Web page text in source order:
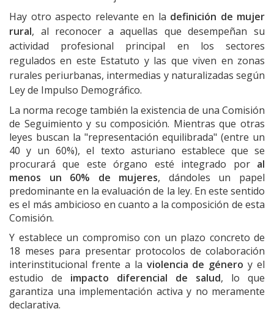
Hay otro aspecto relevante en la definición de mujer
rural, al reconocer a aquellas que desempeñan su
actividad profesional principal en los sectores
regulados en este Estatuto y las que viven en zonas
rurales periurbanas, intermedias y naturalizadas según
Ley de Impulso Demográfico.
La norma recoge también la existencia de una Comisión
de Seguimiento y su composición. Mientras que otras
leyes buscan la "representación equilibrada" (entre un
40 y un 60%), el texto asturiano establece que se
procurará que este órgano esté integrado por al
menos un 60% de mujeres, dándoles un papel
predominante en la evaluación de la ley. En este sentido
es el más ambicioso en cuanto a la composición de esta
Comisión.
Y establece un compromiso con un plazo concreto de
18 meses para presentar protocolos de colaboración
interinstitucional frente a la violencia de género y el
estudio de impacto diferencial de salud, lo que
garantiza una implementación activa y no meramente
declarativa.